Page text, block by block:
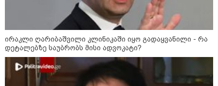
ირაკლი ღარიბაშვილი კლინიკაში იყო გადაყვანილი - რა
დეტალებზე საუბრობს მისი ადვოკატი?